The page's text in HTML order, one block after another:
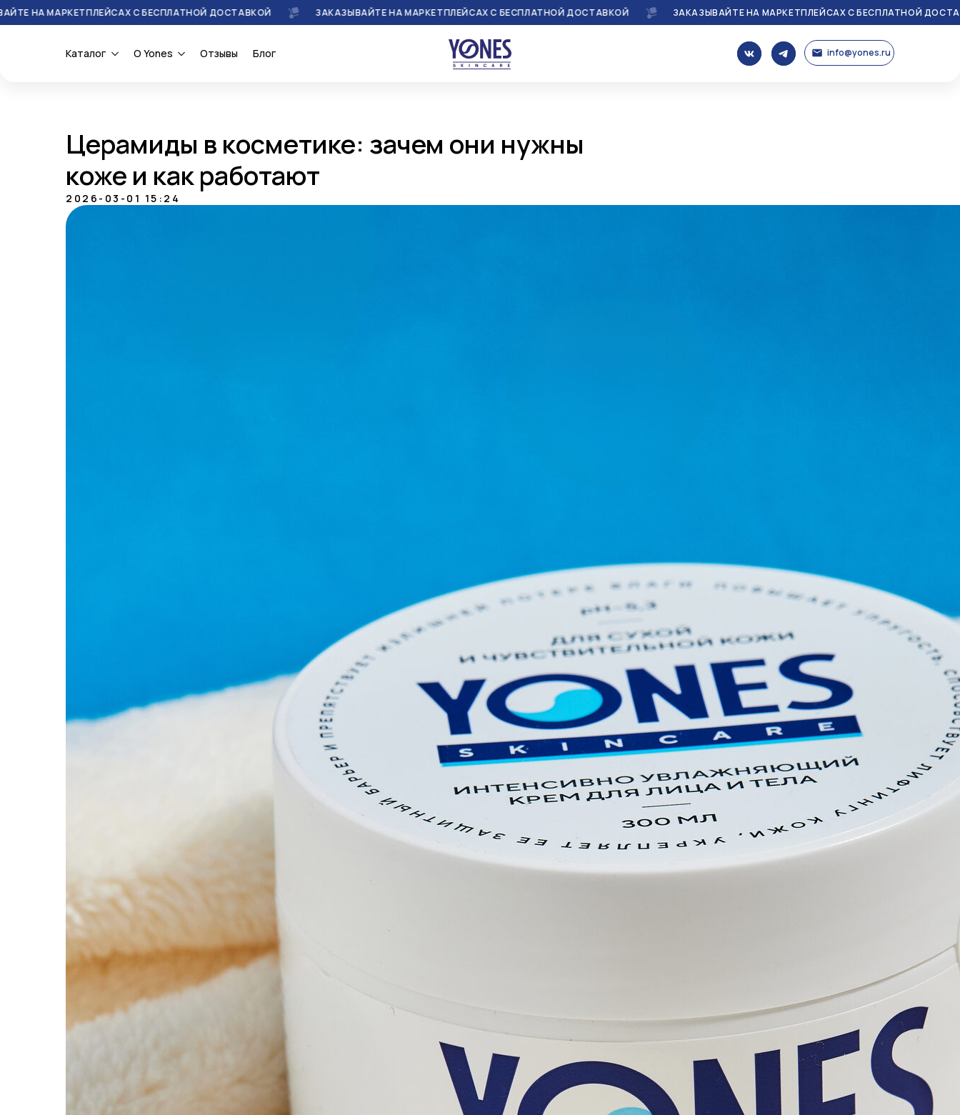
С БЕСПЛАТНОЙ ДОСТАВКОЙ ЗАКАЗЫВАЙТЕ НА МАРКЕТПЛЕЙСАХ С БЕСПЛАТНОЙ ДОСТАВКОЙ ЗАКАЗЫВАЙТЕ НА МАРКЕТПЛЕЙСАХ С БЕСПЛАТНОЙ ДОСТАВКОЙ
Каталог О Yones Отзывы Блог info@yones.ru
Церамиды в косметике: зачем они нужны
коже и как работают
2026-03-01 15:24